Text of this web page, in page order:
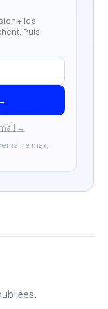
une équipe
+ les
Puis
→
max,